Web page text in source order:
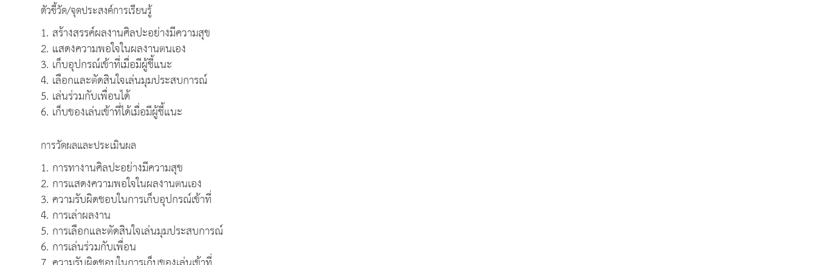
ตัวชี้วัด/จุดประสงค์การเรียนรู้
1. สร้างสรรค์ผลงานศิลปะอย่างมีความสุข
2. แสดงความพอใจในผลงานตนเอง
3. เก็บอุปกรณ์เข้าที่เมื่อมีผู้ชี้แนะ
4. เลือกและตัดสินใจเล่นมุมประสบการณ์
5. เล่นร่วมกับเพื่อนได้
6. เก็บของเล่นเข้าที่ได้เมื่อมีผู้ชี้แนะ
การวัดผลและประเมินผล
1. การทางานศิลปะอย่างมีความสุข
2. การแสดงความพอใจในผลงานตนเอง
3. ความรับผิดชอบในการเก็บอุปกรณ์เข้าที่
4. การเล่าผลงาน
5. การเลือกและตัดสินใจเล่นมุมประสบการณ์
6. การเล่นร่วมกับเพื่อน